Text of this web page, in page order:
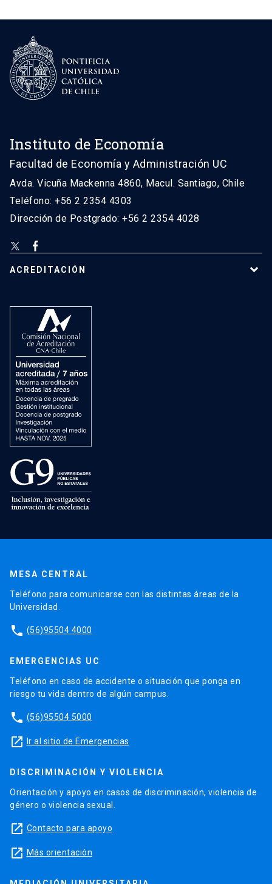
Instituto de Economía
Facultad de Economía y Administración UC
Avda. Vicuña Mackenna 4860, Macul. Santiago, Chile
Teléfono: +56 2 2354 4303
Dirección de Postgrado: +56 2 2354 4028
ACREDITACIÓN
MESA CENTRAL
Teléfono para comunicarse con las distintas áreas de la
Universidad.
phone (56)95504 4000
EMERGENCIAS UC
Teléfono en caso de accidente o situación que ponga en
riesgo tu vida dentro de algún campus.
phone (56)95504 5000
launch Ir al sitio de Emergencias
DISCRIMINACIÓN Y VIOLENCIA
Orientación y apoyo en casos de discriminación, violencia de
género o violencia sexual.
launch Contacto para apoyo
launch Más orientación